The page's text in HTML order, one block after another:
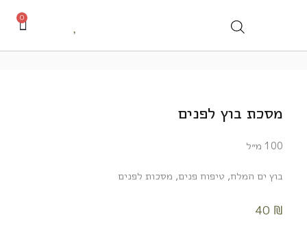
0
מסכת בוץ לפנים
100 מ״ל
בוץ ים המלח, טיפוח פנים, מסכות לפנים
40 ₪